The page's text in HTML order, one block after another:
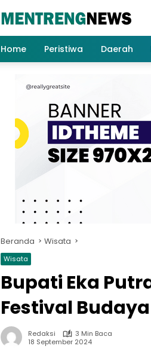
Home
Peristiwa Daerah
Beranda Wisata
Wisata
Bupati Eka
Festival
Redaksi
3 Min Baca
18 September 2024